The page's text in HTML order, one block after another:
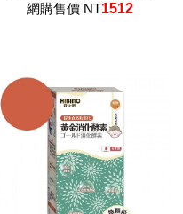
網購售價 NT1512